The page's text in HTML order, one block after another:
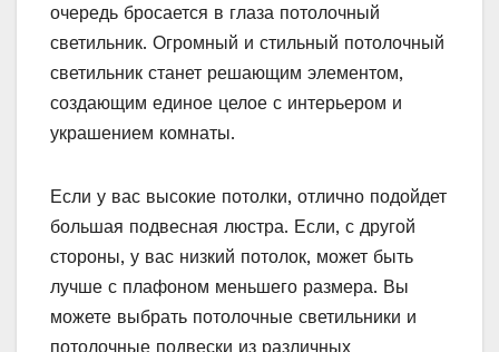
очередь бросается в глаза потолочный
светильник. Огромный и стильный потолочный
светильник станет решающим элементом,
создающим единое целое с интерьером и
украшением комнаты.
Если у вас высокие потолки, отлично подойдет
большая подвесная люстра. Если, с другой
стороны, у вас низкий потолок, может быть
лучше с плафоном меньшего размера. Вы
можете выбрать потолочные светильники и
потолочные подвески из различных